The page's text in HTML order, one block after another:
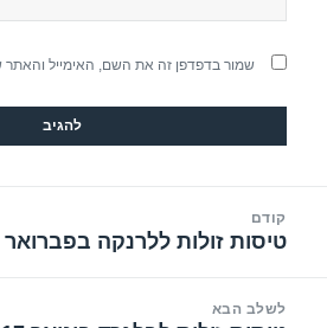
שמור בדפדפן זה את השם, האימייל
קודם
הפוסט
טיסות זולות ללרנקה בפברואר 05/02/
לשלב הבא